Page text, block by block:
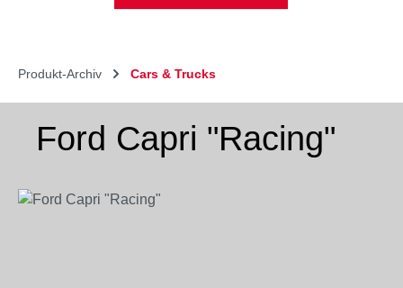
Produkt-Archiv Cars & Trucks
Ford Capri "Racing"
Bildergalerie überspringen